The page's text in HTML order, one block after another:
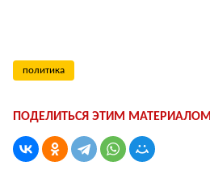
политика
ПОДЕЛИТЬСЯ ЭТИМ МАТЕРИАЛОМ